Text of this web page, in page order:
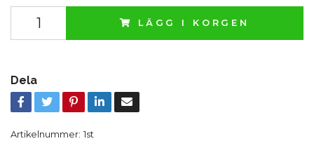
LÄGG I KORGEN
Dela
Artikelnummer: 1st